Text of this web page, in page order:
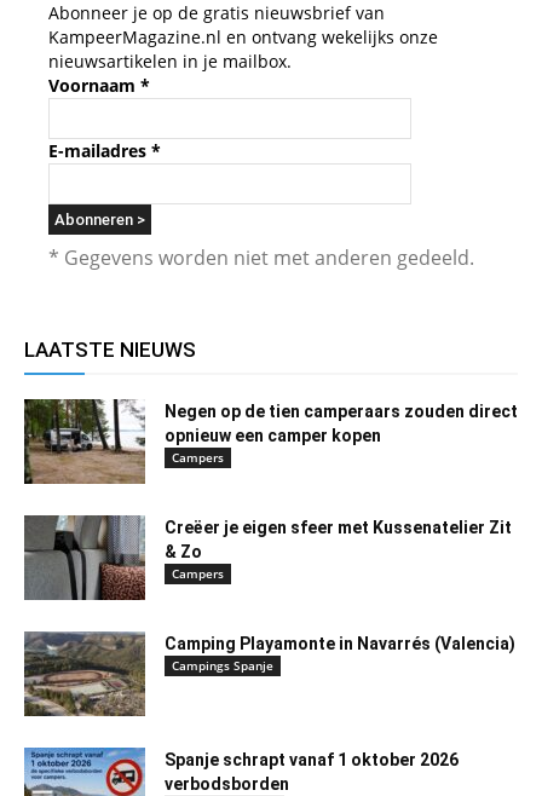
Abonneer je op de gratis nieuwsbrief van
KampeerMagazine.nl en ontvang wekelijks onze
nieuwsartikelen in je mailbox.
Voornaam *
E-mailadres *
* Gegevens worden niet met anderen gedeeld.
LAATSTE NIEUWS
Negen op de tien camperaars zouden direct
opnieuw een camper kopen
Campers
Creëer je eigen sfeer met Kussenatelier Zit
& Zo
Campers
Camping Playamonte in Navarrés (Valencia)
Campings Spanje
Spanje schrapt vanaf 1 oktober 2026
verbodsborden